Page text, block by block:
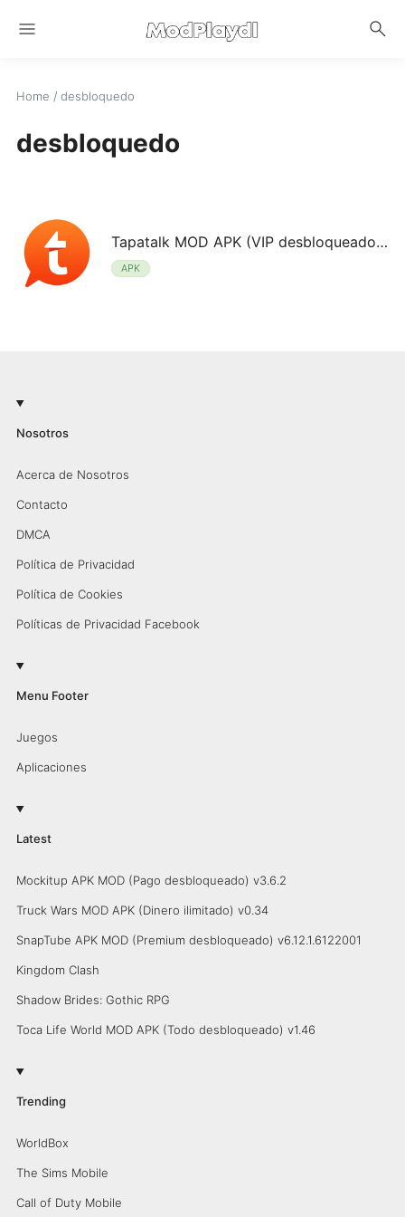
menu search
Home / desbloquedo
desbloquedo
Tapatalk MOD APK (VIP desbloqueado) v8.8.28
APK
Nosotros
Acerca de Nosotros
Contacto
DMCA
Política de Privacidad
Política de Cookies
Políticas de Privacidad Facebook
Menu Footer
Juegos
Aplicaciones
Latest
Mockitup APK MOD (Pago desbloqueado) v3.6.2
Truck Wars MOD APK (Dinero ilimitado) v0.34
SnapTube APK MOD (Premium desbloqueado) v6.12.1.6122001
Kingdom Clash
Shadow Brides: Gothic RPG
Toca Life World MOD APK (Todo desbloqueado) v1.46
Trending
WorldBox
The Sims Mobile
Call of Duty Mobile